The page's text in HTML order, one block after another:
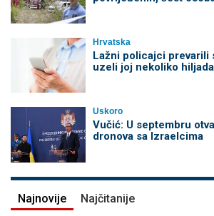
Hrvatska
Lažni policajci prevarili
uzeli joj nekoliko
Uskoro
Vučić: U septembru
dronova sa Izraelcima
Najnovije Najčitanije